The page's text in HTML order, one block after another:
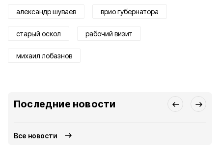
александр шуваев врио губернатора
старый оскол рабочий визит
михаил лобазнов
Последние новости
Все новости